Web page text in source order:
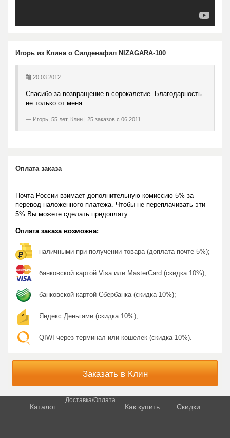
Игорь из Клина о Силденафил NIZAGARA-100
20.03.2012
Спасибо за возвращение в сорокалетие. Благодарность
не только от меня.
Игорь, 55 лет, Клин | 25 заказов с 06.2011
Оплата заказа
Почта России взимает дополнительную комиссию 5% за
перевод наложенного платежа. Чтобы не переплачивать эти
5% Вы можете сделать предоплату.
Оплата заказа возможна:
наличными при получении товара (доплата почте 5%);
банковской картой Visa или MasterCard (скидка 10%);
банковской картой Сбербанка (скидка 10%);
Яндекс.Деньгами (скидка 10%);
QIWI через терминал или кошелек (скидка 10%).
Заказать в Клин
Каталог
Доставка/Оплата
Как купить
Скидки